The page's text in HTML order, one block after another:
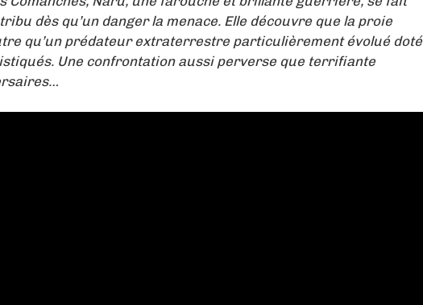
dès qu’un danger la menace. Elle découvre que la proie
qu’un prédateur extraterrestre particulièrement évolué doté
Une confrontation aussi perverse que terrifiante